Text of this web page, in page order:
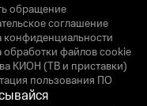
обращение
соглашение
конфиденциальности
обработки файлов cookie
КИОН (ТВ и приставки)
пользования ПО